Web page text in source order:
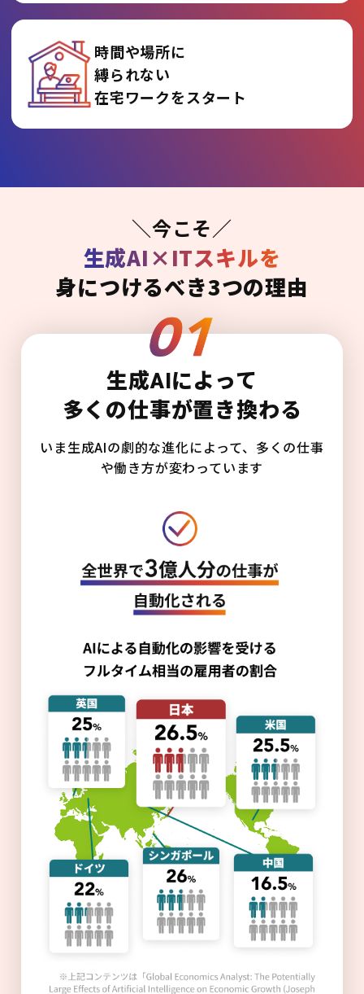
時間や場所に
縛られない
在宅ワークをスタート
＼今こそ／
生成AI×ITスキルを
身につけるべき3つの理由
生成AIによって
多くの仕事が置き換わる
いま生成AIの劇的な進化によって、多くの仕事
や働き方が変わっています